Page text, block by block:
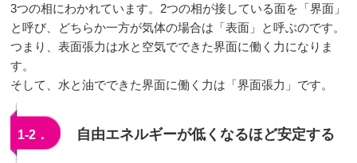
3つの相にわかれています。2つの相が接している面を「界面」
と呼び、どちらか一方が気体の場合は「表面」と呼ぶのです。
つまり、表面張力は水と空気でできた界面に働く力になりま
す。
そして、水と油でできた界面に働く力は「界面張力」です。
1‐2． 自由エネルギーが低くなるほど安定する